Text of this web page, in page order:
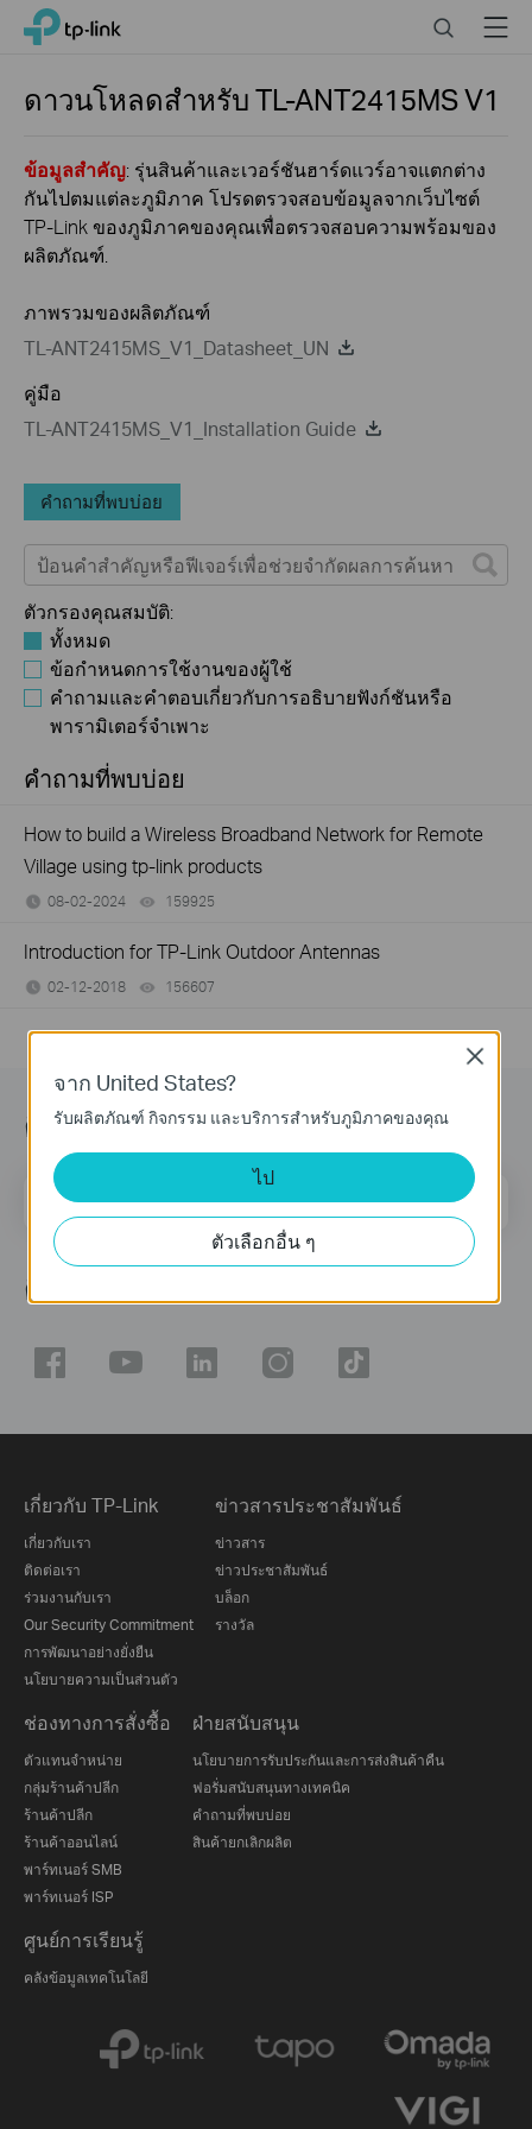
Click
navigation
TP-Link, Reliably Smart SearchMenu
ดาวนโหลดสำหรับTL-ANT2415MSV1
ข้อมูลสำคัญ: รุ่นสินค้าและเวอร์ชันฮาร์ดแวร์อาจแตกต่าง
กันไปตมแต่ละภูมิภาค โปรดตรวจสอบข้อมูลจากเว็บไซต์
TP-Link ของภูมิภาคของคุณเพื่อตรวจสอบความพร้อมของ
ผลิตภัณฑ์.
ภาพรวมของผลิตภัณฑ์
TL-ANT2415MS_V1_Datasheet_UN
คู่มือ
TL-ANT2415MS_V1_Installation Guide
คำถามที่พบบ่อย
ตัวกรองคุณสมบัติ:
ทั้งหมด
ข้อกำหนดการใช้งานของผู้ใช้
คำถามและคำตอบเกี่ยวกับการอธิบายฟังก์ชันหรือ
พารามิเตอร์จำเพาะ
คำถามที่พบบ่อย
How to build a Wireless Broadband Network for Remote
Village using tp-link products
08-02-2024 159925
Introduction for TP-Link Outdoor Antennas
02-12-2018 156607
ติดตามข้อมูลข่าวสาร
ที่อยู่อีเมล ลงทะเบียน
ติดตามเรา
เกี่ยวกับ TP-Link
เกี่ยวกับเรา
ติดต่อเรา
ร่วมงานกับเรา
Our Security Commitment
การพัฒนาอย่างยั่งยืน
นโยบายความเป็นส่วนตัว
ข่าวสารประชาสัมพันธ์
ข่าวสาร
ข่าวประชาสัมพันธ์
บล็อก
รางวัล
ช่องทางการสั่งซื้อ
ตัวแทนจำหน่าย
กลุ่มร้านค้าปลีก
ร้านค้าปลีก
ร้านค้าออนไลน์
พาร์ทเนอร์ SMB
พาร์ทเนอร์ ISP
ฝ่ายสนับสนุน
นโยบายการรับประกันและการส่งสินค้าคืน
ฟอรั่มสนับสนุนทางเทคนิค
คำถามที่พบบ่อย
สินค้ายกเลิกผลิต
ศูนย์การเรียนรู้
คลังข้อมูลเทคโนโลยี
จาก United States?
รับผลิตภัณฑ์ กิจกรรม และบริการสำหรับภูมิภาคของคุณ
ไป
ตัวเลือกอื่น ๆ
Close